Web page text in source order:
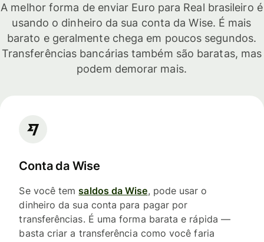
A melhor forma de enviar Euro para Real brasileiro é
usando o dinheiro da sua conta da Wise. É mais
barato e geralmente chega em poucos segundos.
Transferências bancárias também são baratas, mas
podem demorar mais.
Conta da Wise
Se você temsaldos da Wise, pode usar o
dinheiro da sua conta para pagar por
transferências. É uma forma barata e rápida —
basta criar a transferência como você faria